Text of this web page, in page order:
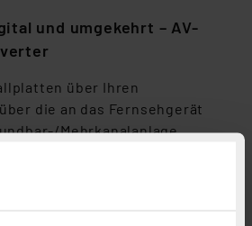
und umgekehrt – AV-
über Ihren
die an das Fernsehgerät
Mehrkanalanlage
HiFi-Anlage aus